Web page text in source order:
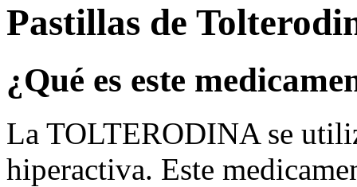
Pastillas de
¿Qué es este
La TOLTERODINA se
hiperactiva. Este